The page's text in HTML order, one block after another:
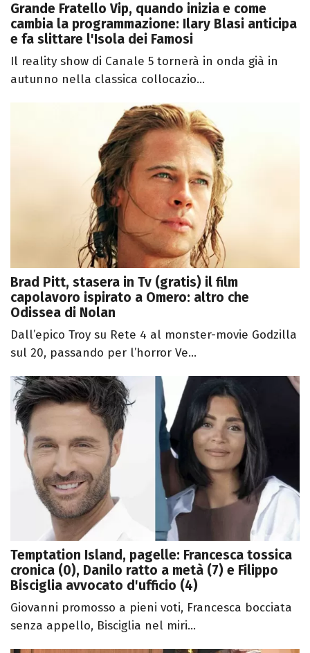
Grande Fratello Vip, quando inizia e come
cambia la programmazione: Ilary Blasi anticipa
e fa slittare l'Isola dei Famosi
Il reality show di Canale 5 tornerà in onda già in
autunno nella classica collocazio...
Brad Pitt, stasera in Tv (gratis) il film
capolavoro ispirato a Omero: altro che
Odissea di Nolan
Dall’epico Troy su Rete 4 al monster-movie Godzilla
sul 20, passando per l’horror Ve...
Temptation Island, pagelle: Francesca tossica
cronica (0), Danilo ratto a metà (7) e Filippo
Bisciglia avvocato d'ufficio (4)
Giovanni promosso a pieni voti, Francesca bocciata
senza appello, Bisciglia nel miri...